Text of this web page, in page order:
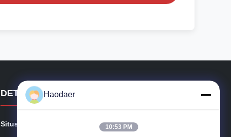
DETAIL KONTAK
Situs web:
Haodaer
10:53 PM